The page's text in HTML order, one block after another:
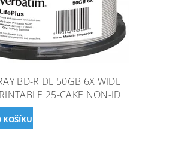
BD-R DL 50GB 6X WIDE
25-CAKE NON-ID